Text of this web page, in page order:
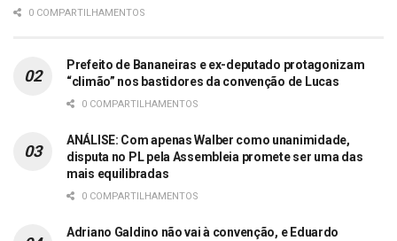
0 COMPARTILHAMENTOS
Prefeito de Bananeiras e ex-deputado protagonizam
“climão” nos bastidores da convenção de Lucas
0 COMPARTILHAMENTOS
ANÁLISE: Com apenas Walber como unanimidade,
disputa no PL pela Assembleia promete ser uma das
mais equilibradas
0 COMPARTILHAMENTOS
Adriano Galdino não vai à convenção, e Eduardo